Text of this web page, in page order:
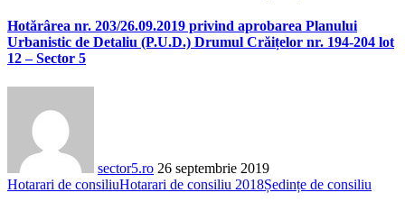
Hotărârea nr. 203/26.09.2019 privind aprobarea Planului
Urbanistic de Detaliu (P.U.D.) Drumul Crăițelor nr. 194-204 lot
12 – Sector 5
sector5.ro 26 septembrie 2019
Hotarari de consiliuHotarari de consiliu 2018Ședințe de consiliu